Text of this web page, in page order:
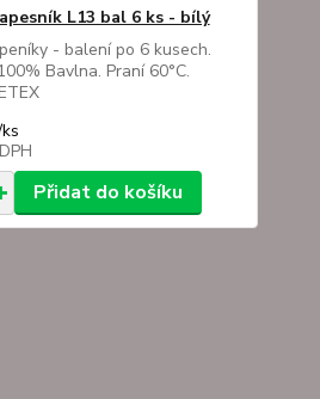
L13 bal 6 ks - bílý
- balení po 6 kusech.
Bavlna. Praní 60°C.
ks
Přidat do košíku